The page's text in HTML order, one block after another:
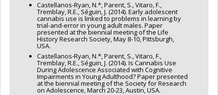
Castellanos-Ryan, N.*, Parent, S., Vitaro, F.,
Tremblay, R.E., Séguin, J. (2014). Early adolescent
cannabis use is linked to problems in learning by
trial-and-error in young adult males. Paper
presented at the biennial meeting of the Life
History Research Society, May 8-10, Pittsburgh,
USA.
Castellanos-Ryan, N.*, Parent, S., Vitaro, F.,
Tremblay, R.E., Séguin, J. (2014). Is Cannabis Use
During Adolescence Associated with Cognitive
Impairments in Young Adulthood? Paper presented
at the biennial meeting of the Society for Research
on Adolescence, March 20-23, Austin, USA.